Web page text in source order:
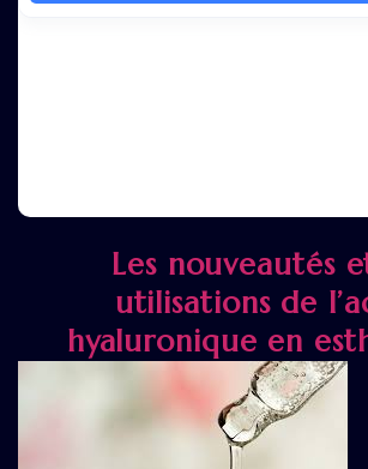
Les nouveautés
utilisations de
hyaluronique en